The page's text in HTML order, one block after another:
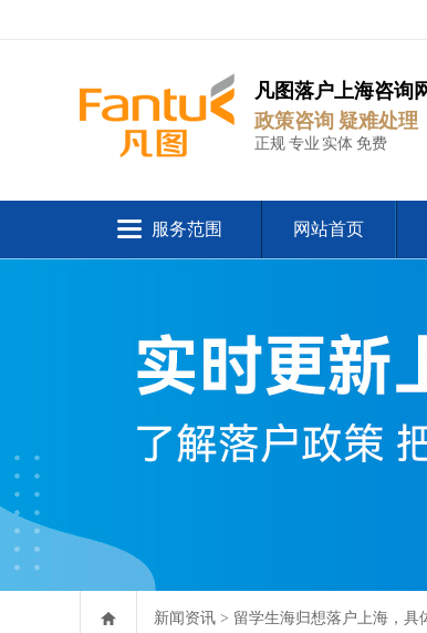
凡图落户上海咨询
政策咨询 疑难处理
正规 专业 实体 免费
服务范围 网站首页
新闻资讯 > 留学生海归想落户上海，具